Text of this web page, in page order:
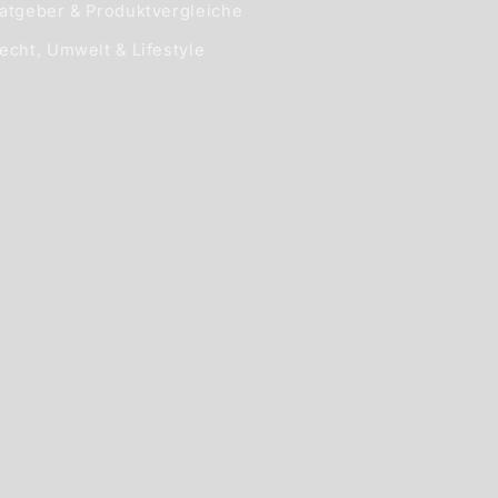
& Produktvergleiche
Umwelt & Lifestyle